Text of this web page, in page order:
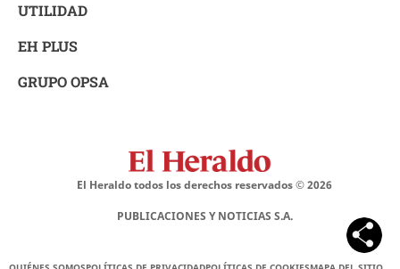
UTILIDAD
EH PLUS
GRUPO OPSA
El Heraldo todos los derechos reservados ©2026
PUBLICACIONES Y NOTICIAS S.A.